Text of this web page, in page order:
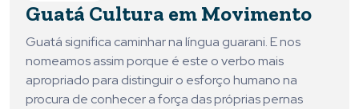
Guatá Cultura em Movimento
Guatá significa caminhar na língua guarani. E nos
nomeamos assim porque é este o verbo mais
apropriado para distinguir o esforço humano na
procura de conhecer a força das próprias pernas